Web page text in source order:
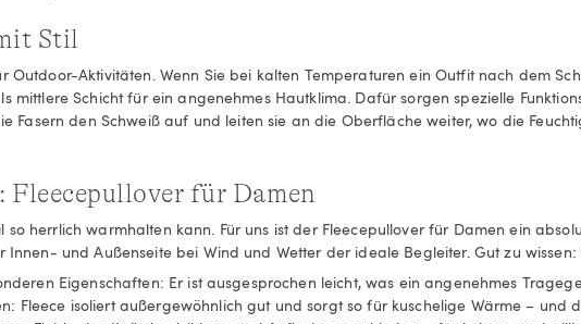
Stil
Outdoor-Aktivitäten. Wenn Sie bei kalten Temperaturen ein Outfit nach dem
mittlere Schicht für ein angenehmes Hautklima. Dafür sorgen spezielle
Fasern den Schweiß auf und leiten sie an die Oberfläche weiter, wo die
für Damen
so herrlich warmhalten kann. Für uns ist der Fleecepullover für Damen ein
Innen- und Außenseite bei Wind und Wetter der ideale Begleiter. Gut zu
Eigenschaften: Er ist ausgesprochen leicht, was ein angenehmes
Fleece isoliert außergewöhnlich gut und sorgt so für kuschelige Wärme –